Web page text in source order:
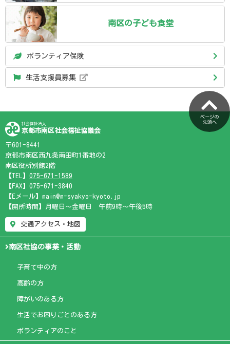
南区の子ども食堂
ボランティア保険
生活支援員募集
ページの
先頭へ
社会福祉法人
京都市南区社会福祉協議会
〒601-8441
京都市南区西九条南田町1番地の2
南区役所別館2階
【TEL】 075-671-1589
【FAX】075-671-3840
【Eメール】main@m-syakyo-kyoto.jp
【開所時間】月曜日～金曜日 午前9時～午後5時
交通アクセス・地図
南区社協の事業・活動
子育て中の方
高齢の方
障がいのある方
生活でお困りごとのある方
ボランティアのこと